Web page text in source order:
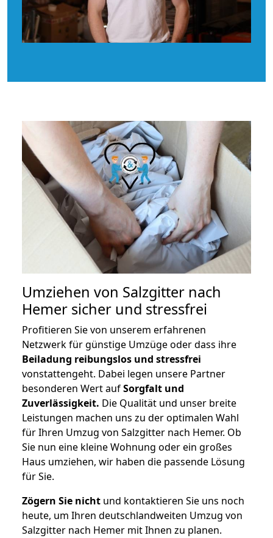
Umziehen von Salzgitter nach
Hemer sicher und stressfrei
Profitieren Sie von unserem erfahrenen
Netzwerk für günstige Umzüge oder dass ihre
Beiladung reibungslos und stressfrei
vonstattengeht. Dabei legen unsere Partner
besonderen Wert aufSorgfalt und
Zuverlässigkeit. Die Qualität und unser breite
Leistungen machen uns zu der optimalen Wahl
für Ihren Umzug von Salzgitter nach Hemer. Ob
Sie nun eine kleine Wohnung oder ein großes
Haus umziehen, wir haben die passende Lösung
für Sie.
Zögern Sie nicht und kontaktieren Sie uns noch
heute, um Ihren deutschlandweiten Umzug von
Salzgitter nach Hemer mit Ihnen zu planen.